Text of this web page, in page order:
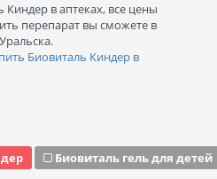
Киндер в аптеках, все цены
перепарат вы сможете в
Биовиталь Киндер в
Биовиталь гель для детей